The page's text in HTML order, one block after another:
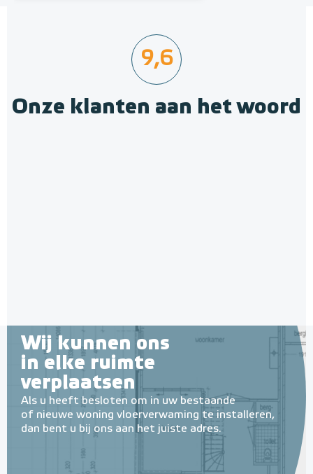
9,6
Onze klanten aan het woord
Wij kunnen ons
in elke ruimte
verplaatsen
Als u heeft besloten om in uw bestaande
of nieuwe woning vloerverwaming te installeren,
dan bent u bij ons aan het juiste adres.